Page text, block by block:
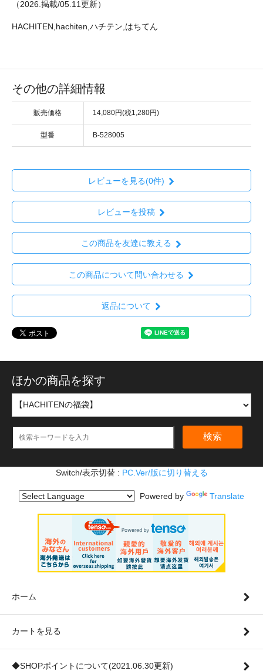
（2026.掲載/05.11更新）
HACHITEN,hachiten,ハチテン,はちてん
その他の詳細情報
販売価格 14,080円(税1,280円)
型番 B-528005
レビューを見る(0件)
レビューを投稿
この商品を友達に教える
この商品について問い合わせる
返品について
ほかの商品を探す
検索
Switch/表示切替 : PC.Ver/版に切り替える
Powered by Translate
ホーム
カートを見る
◆SHOPポイントについて(2021.06.30更新)